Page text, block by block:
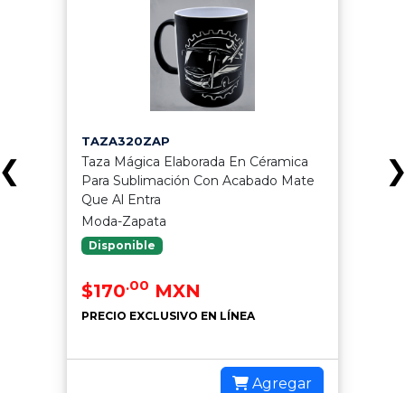
TAZA320ZAP
Taza Mágica Elaborada En Céramica
Para Sublimación Con Acabado Mate
Que Al Entra
Moda-Zapata
Disponible
$170.00 MXN
PRECIO EXCLUSIVO EN LÍNEA
Agregar